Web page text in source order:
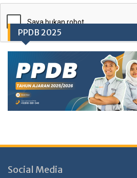
PPDB 2025
Social Media